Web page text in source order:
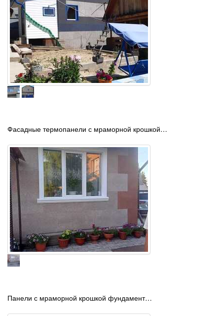
Фасадные термопанели с мраморной крошкой…
Панели с мраморной крошкой фундамент…